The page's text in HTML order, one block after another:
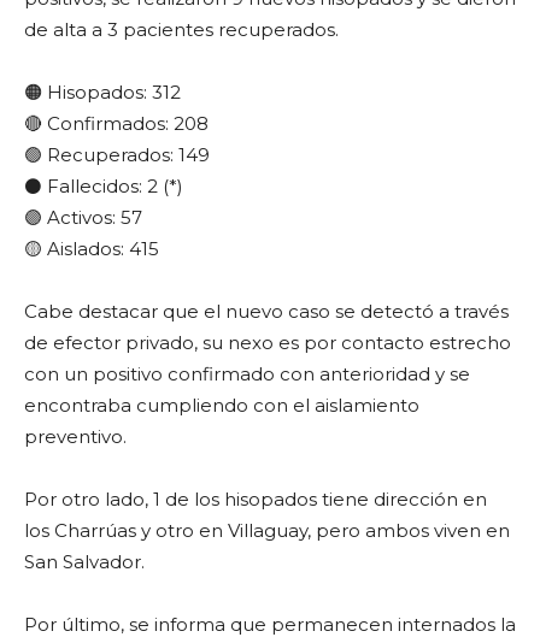
de alta a 3 pacientes recuperados.
🟠 Hisopados: 312
🔴 Confirmados: 208
🟢 Recuperados: 149
⚫ Fallecidos: 2 (*)
🟣 Activos: 57
🟡 Aislados: 415
Cabe destacar que el nuevo caso se detectó a través
de efector privado, su nexo es por contacto estrecho
con un positivo confirmado con anterioridad y se
encontraba cumpliendo con el aislamiento
preventivo.
Por otro lado, 1 de los hisopados tiene dirección en
los Charrúas y otro en Villaguay, pero ambos viven en
San Salvador.
Por último, se informa que permanecen internados la